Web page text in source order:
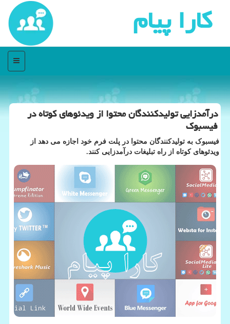
كارا پیام
منو
درآمدزایی تولیدكنندگان محتوا از ویدئوهای كوتاه در
فیسبوك
فیسبوک به تولیدکنندگان محتوا در پلت فرم خود اجازه می دهد از
ویدئوهای کوتاه از راه تبلیغات درآمدزایی کنند.